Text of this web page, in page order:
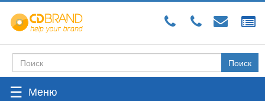
Перейти
основному
Форма
поиска
Поиск
☰